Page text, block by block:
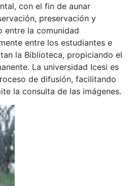
con el fin de aunar
preservación y
entre la comunidad
entre los estudiantes e
la Biblioteca, propiciando el
La universidad Icesi es
de difusión, facilitando
la consulta de las imágenes.